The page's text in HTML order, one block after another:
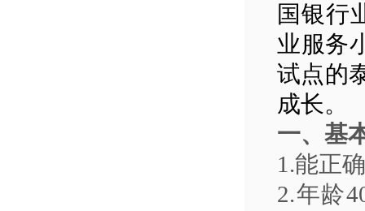
国银行
业服务
试点的
成长。
一、基
1.能正
2.年龄